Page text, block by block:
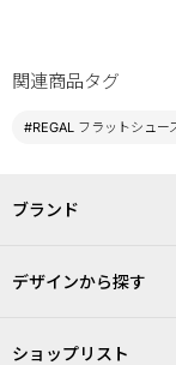
関連商品タグ
#REGAL フラットシュー
ブランド
デザインから探す
ショップリスト